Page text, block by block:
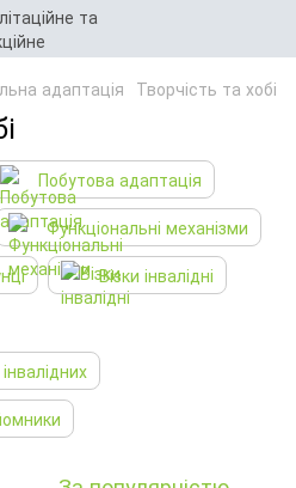
адаптація Творчість та хобі
Побутова адаптація
Функціональні механізми
Візки інвалідні